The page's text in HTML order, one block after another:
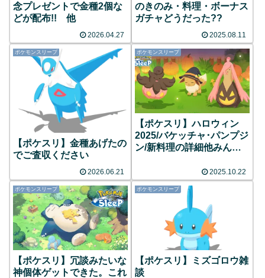
念プレゼントで金種2個な
どが配布!! 他
2026.04.27
のきのみ・料理・ボーナス
ガチャどうだった??
2025.08.11
ポケモンスリープ
【ポケスリ】金種あげたの
でご査収ください
2026.06.21
ポケモンスリープ
【ポケスリ】ハロウィン
2025/バケッチャ･パンプジ
ン/新料理の詳細他みんな
2025.10.22
ポケモンスリープ
【ポケスリ】冗談みたいな
神個体ゲットできた。これ
ポケモンスリープ
【ポケスリ】ミズゴロウ雑
談